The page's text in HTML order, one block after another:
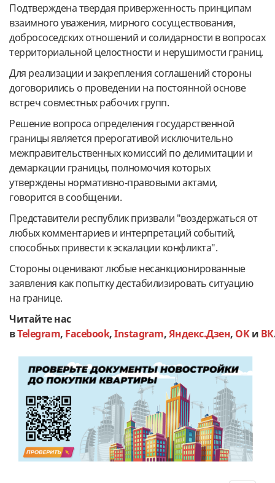
Подтверждена твердая приверженность принципам
взаимного уважения, мирного сосуществования,
добрососедских отношений и солидарности в вопросах
территориальной целостности и нерушимости границ.
Для реализации и закрепления соглашений стороны
договорились о проведении на постоянной основе
встреч совместных рабочих групп.
Решение вопроса определения государственной
границы является прерогативой исключительно
межправительственных комиссий по делимитации и
демаркации границы, полномочия которых
утверждены нормативно-правовыми актами,
говорится в сообщении.
Представители республик призвали "воздержаться от
любых комментариев и интерпретаций событий,
способных привести к эскалации конфликта".
Стороны оценивают любые несанкционированные
заявления как попытку дестабилизировать ситуацию
на границе.
Читайте нас
вTelegram, Facebook,Instagram,Яндекс.Дзен, OKи ВК